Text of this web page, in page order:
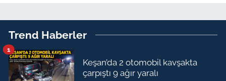
Trend Haberler
Keşan’da 2 otomobil kavşakta
çarpıştı 9 ağır yaralı
1